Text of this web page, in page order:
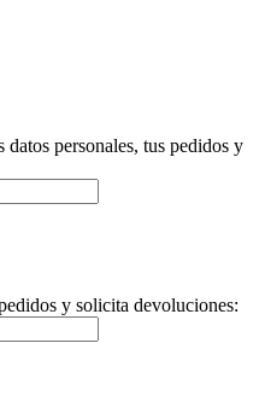
datos personales, tus pedidos y
y solicita devoluciones: